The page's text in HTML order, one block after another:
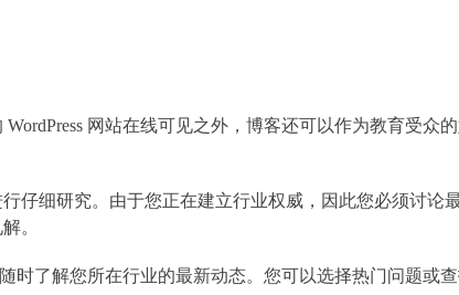
网站在线可见之外，博客还可以作为教育受众
仔细研究。由于您正在建立行业权威，因此您必须讨论
。
时了解您所在行业的最新动态。您可以选择热门问题或